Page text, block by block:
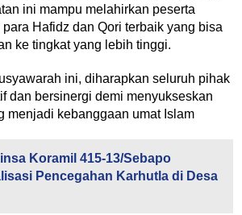
ini mampu melahirkan peserta
Hafidz dan Qori terbaik yang bisa
ke tingkat yang lebih tinggi.
ini, diharapkan seluruh pihak
dan bersinergi demi menyukseskan
menjadi kebanggaan umat Islam
Koramil 415-13/Sebapo
Pencegahan Karhutla di Desa